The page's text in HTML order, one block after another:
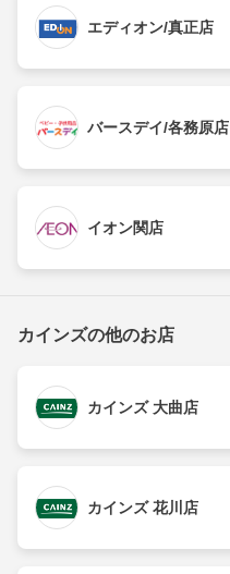
エディオン/真正店
バースデイ/各務原店
イオン関店
カインズの他のお店
カインズ 大曲店
カインズ 花川店